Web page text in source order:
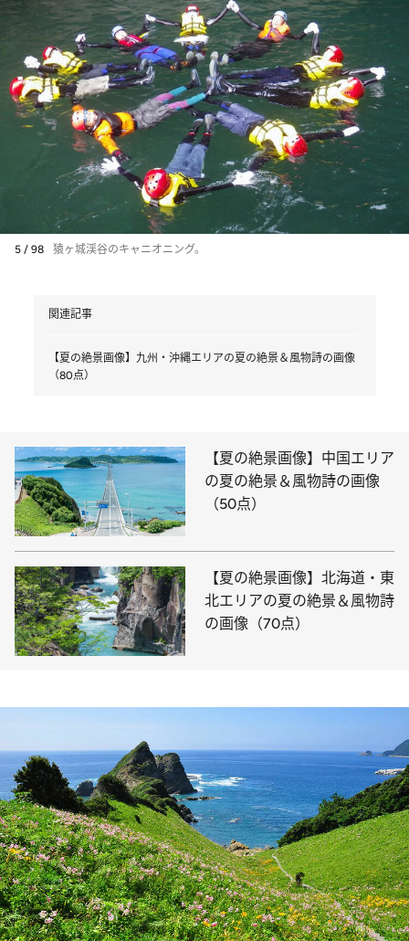
5 / 98 猿ヶ城渓谷のキャニオニング。
関連記事
【夏の絶景画像】九州・沖縄エリアの夏の絶景＆風物詩の画像
（80点）
【夏の絶景画像】中国エリア
の夏の絶景＆風物詩の画像
（50点）
【夏の絶景画像】北海道・東
北エリアの夏の絶景＆風物詩
の画像（70点）